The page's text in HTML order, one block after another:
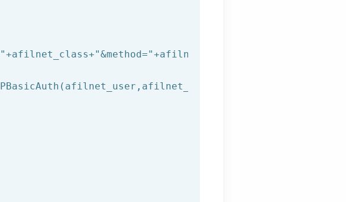
+afilnet_class+"&method="+afilnet_method+